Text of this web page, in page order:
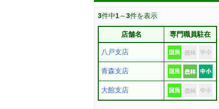
3件中1～3件を表示
店舗名 専門職員駐在
八戸支店
青森支店
大館支店